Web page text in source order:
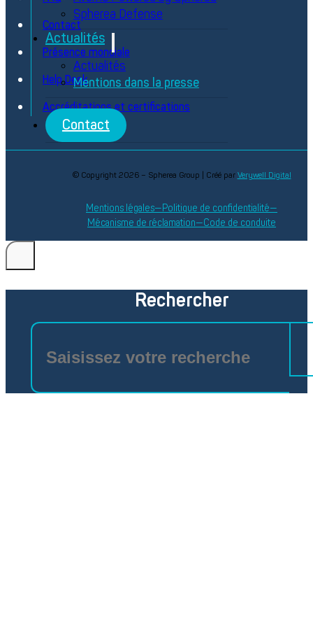
Spherea Defense
Actualités
Actualités
Mentions dans la presse
Contact
Contact
Présence mondiale
Help Desk
Accréditations et certifications
© Copyright 2026 – Spherea Group | Créé par Verywell Digital
Mentions légales
Politique de confidentialité
Mécanisme de réclamation
Code de conduite
Rechercher